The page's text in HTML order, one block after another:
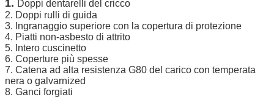
1. Doppi dentarelli del cricco
2. Doppi rulli di guida
3. Ingranaggio superiore con la copertura di protezione
4. Piatti non-asbesto di attrito
5. Intero cuscinetto
6. Coperture più spesse
7. Catena ad alta resistenza G80 del carico con temperata
nera o galvarnized
8. Ganci forgiati